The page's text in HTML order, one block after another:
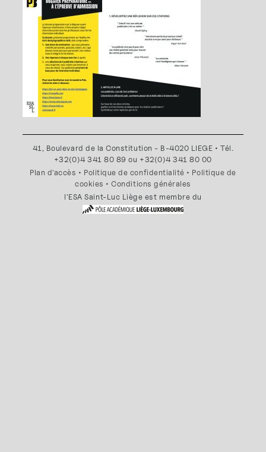
41, Boulevard de la Constitution - B-4020 LIEGE • Tél.
+32(0)4 341 80 89 ou +32(0)4 341 80 00
Plan d'accès • Politique de confidentialité • Politique de
cookies •Conditions générales
l'ESA Saint-Luc Liège est membre du